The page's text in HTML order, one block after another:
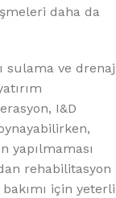
daha da
sulama ve drenaj
I&D
yapılmaması
rehabilitasyon
için yeterli